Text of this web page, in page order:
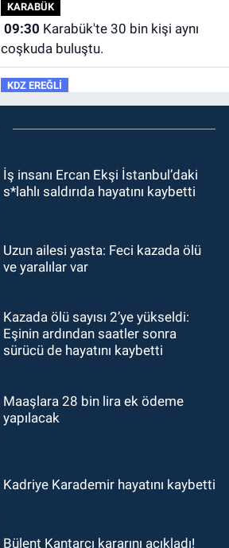
KARABÜK
09:30
coşkuda buluştu.
KDZ EREĞLİ
09:24Zonguldak'ta gece- gündüz
ekiplerden dron destekli denetim.
23:55Devrek Belediyespor, (PGL)
sürecini resmi olarak tamamladı
GÜNDEM
23:19 İstanbul Park satışta!
23:05Kozlu Belediyespor'dan
3.Lig'e transfer oldu
İş insanı Ercan Ekşi İstanbul’daki
s*lahlı saldırıda hayatını kaybetti
Uzun ailesi yasta: Feci kazada ölü
ve yaralılar var
Kazada ölü sayısı 2’ye yükseldi:
Eşinin ardından saatler sonra
sürücü de hayatını kaybetti
Maaşlara 28 bin lira ek ödeme
yapılacak
Kadriye Karademir hayatını kaybetti
Bülent Kantarcı kararını açıkladı!